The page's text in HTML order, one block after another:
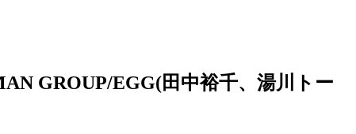
GROUP/EGG(田中裕千、湯川トー